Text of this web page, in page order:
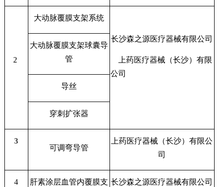
2
大动脉覆膜支架系统
长沙森之源医疗器械有限公司
上药医疗器械（长沙）有限
公司
大动脉覆膜支架球囊导
管
导丝
穿刺扩张器
3
可调弯导管
上药医疗器械（长沙）有限公
司
4
肝素涂层血管内覆膜支 长沙森之源医疗器械有限公司